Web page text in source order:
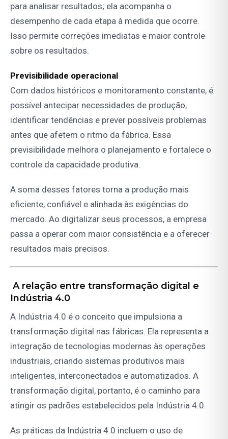
para analisar resultados; ela acompanha o
desempenho de cada etapa à medida que ocorre.
Isso permite correções imediatas e maior controle
sobre os resultados.
Previsibilidade operacional
Com dados históricos e monitoramento constante, é
possível antecipar necessidades de produção,
identificar tendências e prever possíveis problemas
antes que afetem o ritmo da fábrica. Essa
previsibilidade melhora o planejamento e fortalece o
controle da capacidade produtiva.
A soma desses fatores torna a produção mais
eficiente, confiável e alinhada às exigências do
mercado. Ao digitalizar seus processos, a empresa
passa a operar com maior consistência e a oferecer
resultados mais precisos.
A relação entre transformação digital e
Indústria 4.0
A Indústria 4.0 é o conceito que impulsiona a
transformação digital nas fábricas. Ela representa a
integração de tecnologias modernas às operações
industriais, criando sistemas produtivos mais
inteligentes, interconectados e automatizados. A
transformação digital, portanto, é o caminho para
atingir os padrões estabelecidos pela Indústria 4.0.
As práticas da Indústria 4.0 incluem o uso de